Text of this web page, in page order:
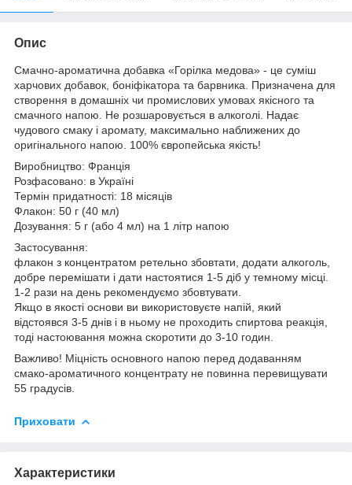
Опис
Смачно-ароматична добавка «Горілка медова» - це суміш
харчових добавок, боніфікатора та барвника. Призначена для
створення в домашніх чи промислових умовах якісного та
смачного напою. Не розшаровується в алкоголі. Надає
чудового смаку і аромату, максимально наближених до
оригінального напою. 100% європейська якість!
Виробництво: Франція
Розфасовано: в Україні
Термін придатності: 18 місяців
Флакон: 50 г (40 мл)
Дозування: 5 г (або 4 мл) на 1 літр напою
Застосування:
флакон з концентратом ретельно збовтати, додати алкоголь,
добре перемішати і дати настоятися 1-5 діб у темному місці.
1-2 рази на день рекомендуємо збовтувати.
Якщо в якості основи ви використовуєте напій, який
відстоявся 3-5 днів і в ньому не проходить спиртова реакція,
тоді настоювання можна скоротити до 3-10 годин.
Важливо! Міцність основного напою перед додаванням
смако-ароматичного концентрату не повинна перевищувати
55 градусів.
Приховати
Характеристики